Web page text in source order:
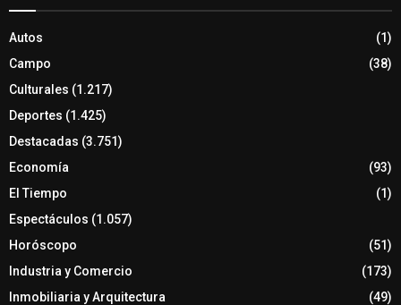
Autos
(1)
Campo
(38)
Culturales (1.217)
Deportes (1.425)
Destacadas (3.751)
Economía
(93)
El Tiempo
(1)
Espectáculos (1.057)
Horóscopo
(51)
Industria y Comercio
(173)
Inmobiliaria y Arquitectura
(49)